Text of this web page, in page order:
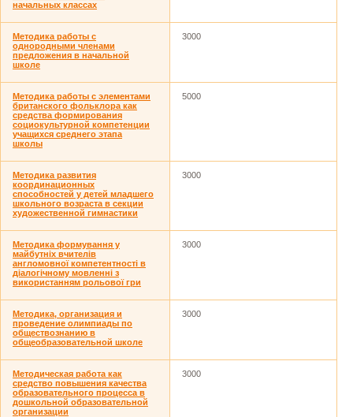
начальных классах
Методика работы с
однородными членами
предложения в начальной
школе
3000
Методика работы с элементами
британского фольклора как
средства формирования
социокультурной компетенции
учащихся среднего этапа
школы
5000
Методика развития
координационных
способностей у детей младшего
школьного возраста в секции
художественной гимнастики
3000
Методика формування у
майбутніх вчителів
англомовної компетентності в
діалогічному мовленні з
використанням рольової гри
3000
Методика, организация и
проведение олимпиады по
обществознанию в
общеобразовательной школе
3000
Методическая работа как
средство повышения качества
образовательного процесса в
дошкольной образовательной
организации
3000